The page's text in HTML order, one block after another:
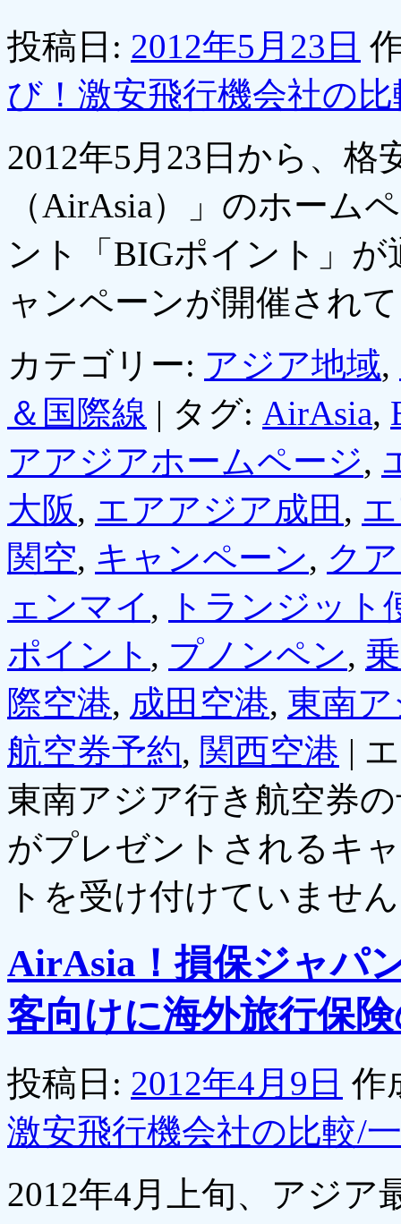
投稿日: 2012年5月23日
び！激安飛行機会社の
2012年5月23日から、
（AirAsia）」のホーム
ント「BIGポイント」
ャンペーンが開催され
カテゴリー: アジア地域,
＆国際線 | タグ: AirAsia,
アアジアホームページ,
大阪, エアアジア成田 ,
関空, キャンペーン, ク
ェンマイ ,
トランジット
ポイント , プノンペン,
際空港, 成田空港, 東南
航空券予約, 関西空港 |
東南アジア行き航空券
がプレゼントされるキ
トを受け付けていませ
AirAsia！損保ジャパ
客向けに海外旅行保
投稿日: 2012年4月9日 作
激安飛行機会社の比較/
2012年4月上旬、アジア